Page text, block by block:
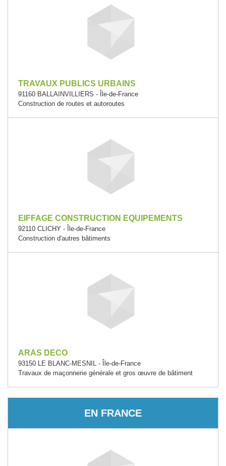
TRAVAUX PUBLICS URBAINS
91160 BALLAINVILLIERS - Île-de-France
Construction de routes et autoroutes
EIFFAGE CONSTRUCTION EQUIPEMENTS
92110 CLICHY - Île-de-France
Construction d'autres bâtiments
ARAS DECO
93150 LE BLANC-MESNIL - Île-de-France
Travaux de maçonnerie générale et gros œuvre de bâtiment
EN FRANCE